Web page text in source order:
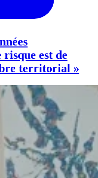
est de
territorial »